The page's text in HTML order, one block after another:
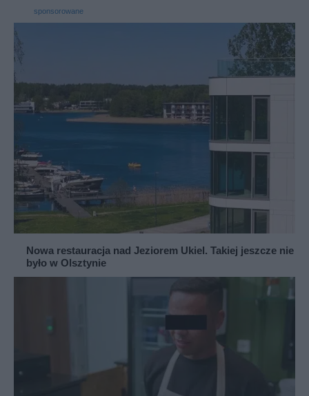
sponsorowane
Nowa restauracja nad Jeziorem Ukiel. Takiej jeszcze nie
było w Olsztynie